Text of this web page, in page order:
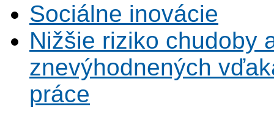
Sociálne inovácie
Nižšie riziko chudoby
znevýhodnených
práce